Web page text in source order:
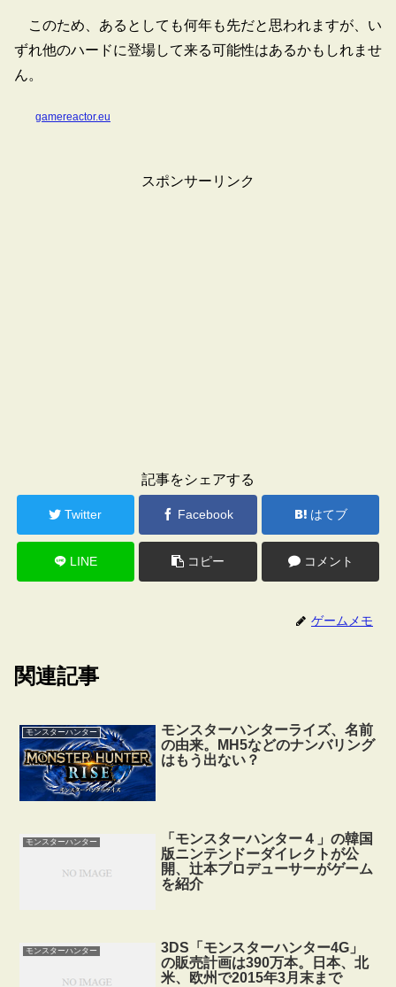
このため、あるとしても何年も先だと思われますが、い
ずれ他のハードに登場して来る可能性はあるかもしれませ
ん。
gamereactor.eu
スポンサーリンク
記事をシェアする
Twitter Facebook はてブ
LINE コピー コメント
ゲームメモ
関連記事
モンスターハンター
モンスターハンターライズ、名前
の由来。MH5などのナンバリング
はもう出ない？
モンスターハンター
「モンスターハンター４」の韓国
版ニンテンドーダイレクトが公
開、辻本プロデューサーがゲーム
を紹介
モンスターハンター
3DS「モンスターハンター4G」
の販売計画は390万本。日本、北
米、欧州で2015年3月末まで